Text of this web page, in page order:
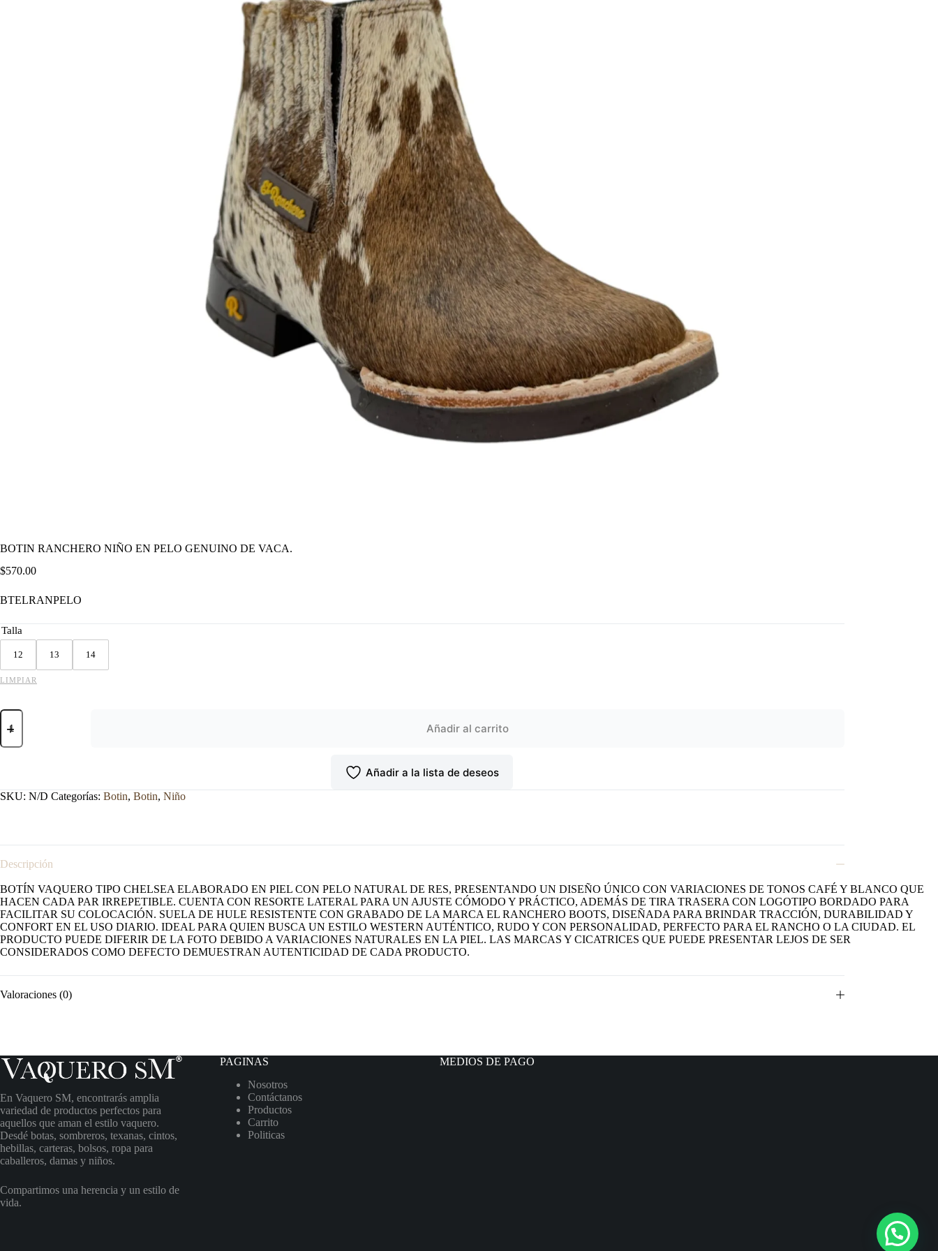
BOTIN RANCHERO NIÑO EN PELO GENUINO DE VACA.
$570.00
BTELRANPELO
Talla
12 13 14
LIMPIAR
BOTIN
RANCHERO
EN
VACA.
Añadir al carrito
Añadir a la lista de deseos
SKU: N/D Categorías: Botin, Botin, Niño
Descripción
BOTÍN VAQUERO TIPO CHELSEA ELABORADO EN PIEL CON PELO NATURAL DE RES, PRESENTANDO UN DISEÑO ÚNICO CON VARIACIONES DE TONOS CAFÉ Y BLANCO QUE
HACEN CADA PAR IRREPETIBLE. CUENTA CON RESORTE LATERAL PARA UN AJUSTE CÓMODO Y PRÁCTICO, ADEMÁS DE TIRA TRASERA CON LOGOTIPO BORDADO PARA
FACILITAR SU COLOCACIÓN. SUELA DE HULE RESISTENTE CON GRABADO DE LA MARCA EL RANCHERO BOOTS, DISEÑADA PARA BRINDAR TRACCIÓN, DURABILIDAD Y
CONFORT EN EL USO DIARIO. IDEAL PARA QUIEN BUSCA UN ESTILO WESTERN AUTÉNTICO, RUDO Y CON PERSONALIDAD, PERFECTO PARA EL RANCHO O LA CIUDAD. EL
PRODUCTO PUEDE DIFERIR DE LA FOTO DEBIDO A VARIACIONES NATURALES EN LA PIEL. LAS MARCAS Y CICATRICES QUE PUEDE PRESENTAR LEJOS DE SER
CONSIDERADOS COMO DEFECTO DEMUESTRAN AUTENTICIDAD DE CADA PRODUCTO.
Valoraciones (0)
En Vaquero SM, encontrarás amplia
variedad de productos perfectos para
aquellos que aman el estilo vaquero.
Desdé botas, sombreros, texanas, cintos,
hebillas, carteras, bolsos, ropa para
caballeros, damas y niños.
Compartimos una herencia y un estilo de
vida.
PAGINAS
Nosotros
Contáctanos
Productos
Carrito
Politicas
MEDIOS DE PAGO